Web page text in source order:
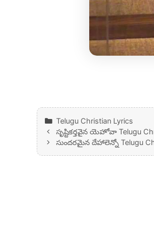
Categories
Telugu Christian Lyrics
సృష్టికర్తవైన యెహోవా Telugu
సుందరమైన దేహాలెన్నో Telugu